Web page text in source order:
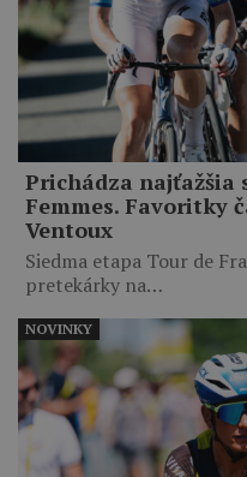
Prichádza najťažšia
Femmes. Favoritky
Ventoux
Siedma etapa Tour de
pretekárky na…
NOVINKY